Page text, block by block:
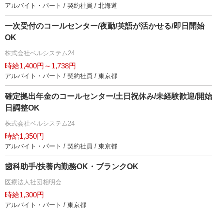
アルバイト・パート / 契約社員 / 北海道
一次受付のコールセンター/夜勤/英語が活かせる/即日開始
OK
株式会社ベルシステム24
時給1,400円～1,738円
アルバイト・パート / 契約社員 / 東京都
確定拠出年金のコールセンター/土日祝休み/未経験歓迎/開始
日調整OK
株式会社ベルシステム24
時給1,350円
アルバイト・パート / 契約社員 / 東京都
歯科助手/扶養内勤務OK・ブランクOK
医療法人社団相明会
時給1,300円
アルバイト・パート / 東京都